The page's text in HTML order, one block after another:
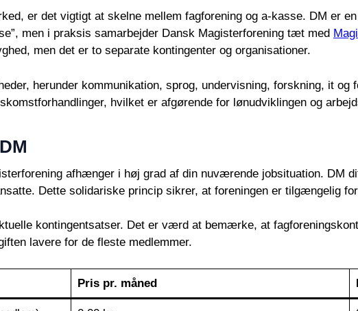
er det vigtigt at skelne mellem fagforening og a-kasse. DM er
men i praksis samarbejder Dansk Magisterforening tæt med
men det er to separate kontingenter og organisationer.
herunder kommunikation, sprog, undervisning, forskning, it og
hvilket er afgørende for lønudviklingen og
afhænger i høj grad af din nuværende jobsituation. DM
Dette solidariske princip sikrer, at foreningen er tilgængelig
kontingentsatser. Det er værd at bemærke, at
lavere for de fleste medlemmer.
Pris pr. måned